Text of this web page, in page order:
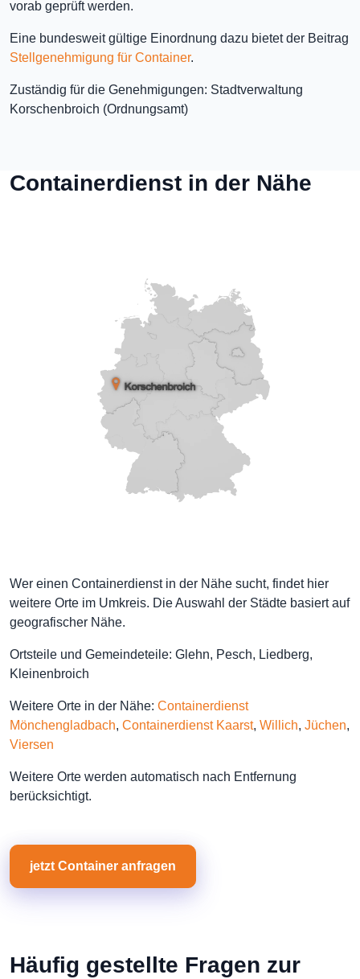
vorab geprüft werden.
Eine bundesweit gültige Einordnung dazu bietet der Beitrag
Stellgenehmigung für Container.
Zuständig für die Genehmigungen: Stadtverwaltung
Korschenbroich (Ordnungsamt)
Containerdienst in der Nähe
Wer einen Containerdienst in der Nähe sucht, findet hier
weitere Orte im Umkreis. Die Auswahl der Städte basiert auf
geografischer Nähe.
Ortsteile und Gemeindeteile: Glehn, Pesch, Liedberg,
Kleinenbroich
Weitere Orte in der Nähe: Containerdienst
Mönchengladbach, Containerdienst Kaarst, Willich, Jüchen,
Viersen
Weitere Orte werden automatisch nach Entfernung
berücksichtigt.
jetzt Container anfragen
Häufig gestellte Fragen zur